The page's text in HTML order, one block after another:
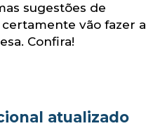
sugestões de
vão fazer a
Confira!
atualizado